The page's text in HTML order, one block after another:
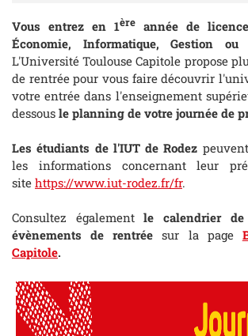
Vous entrez en 1ère année de
Économie, Informatique, Gestion
L'Université Toulouse Capitole propose
de rentrée pour vous faire découvrir
votre entrée dans l'enseignement
dessous le planning de votre journée de
Les étudiants de l'IUT de Rodez
les informations concernant leur
site https://www.iut-rodez.fr/fr.
Consultez égalementle calendrier de
évènements de rentréesur la page
Capitole.